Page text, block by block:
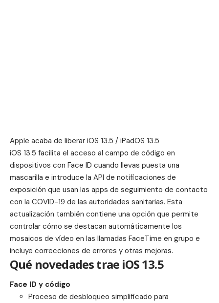
Apple acaba de liberar iOS 13.5 / iPadOS 13.5
iOS 13.5 facilita el acceso al campo de código en
dispositivos con Face ID cuando llevas puesta una
mascarilla e introduce la API de notificaciones de
exposición que usan las apps de seguimiento de contacto
con la COVID-19 de las autoridades sanitarias. Esta
actualización también contiene una opción que permite
controlar cómo se destacan automáticamente los
mosaicos de vídeo en las llamadas FaceTime en grupo e
incluye correcciones de errores y otras mejoras.
Qué novedades trae iOS 13.5
Face ID y código
Proceso de desbloqueo simplificado para